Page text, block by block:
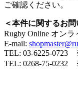
ご確認ください。
＜本件に関するお
Rugby Online オン
E-mail:
TEL: 03-6225-0723
TEL: 0268-75-0232